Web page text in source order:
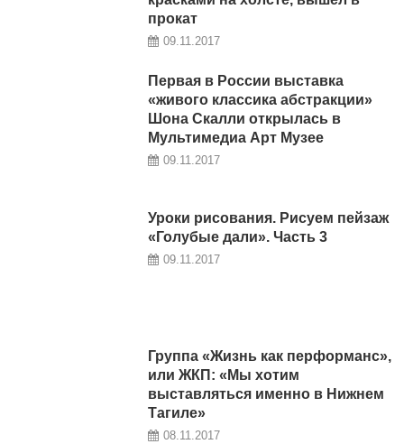
прокат
09.11.2017
Первая в России выставка
«живого классика абстракции»
Шона Скалли открылась в
Мультимедиа Арт Музее
09.11.2017
Уроки рисования. Рисуем пейзаж
«Голубые дали». Часть 3
09.11.2017
Группа «Жизнь как перформанс»,
или ЖКП: «Мы хотим
выставляться именно в Нижнем
Тагиле»
08.11.2017